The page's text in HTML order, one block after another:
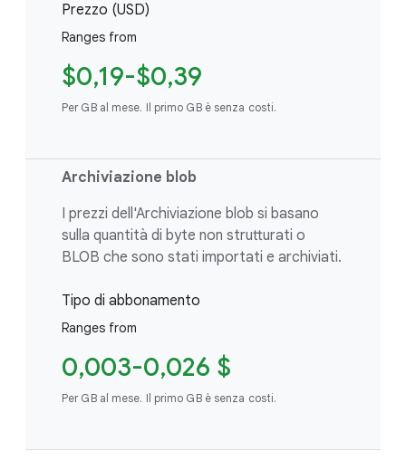
Prezzo (USD)
Ranges from
$0,19-$0,39
Per GB al mese. Il primo GB è senza costi.
Archiviazione blob
I prezzi dell'Archiviazione blob si basano
sulla quantità di byte non strutturati o
BLOB che sono stati importati e archiviati.
Tipo di abbonamento
Ranges from
0,003-0,026 $
Per GB al mese. Il primo GB è senza costi.